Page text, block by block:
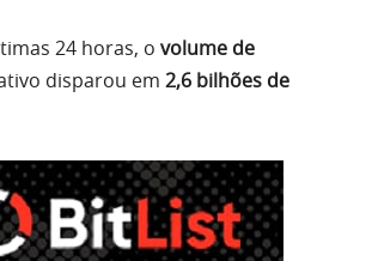
24 horas, o volume de
disparou em 2,6 bilhões de